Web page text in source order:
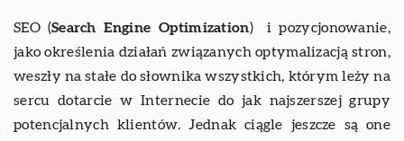
SEO (Search Engine Optimization) i pozycjonowanie,
jako określenia działań związanych optymalizacją stron,
weszły na stałe do słownika wszystkich, którym leży na
sercu dotarcie w Internecie do jak najszerszej grupy
potencjalnych klientów. Jednak ciągle jeszcze są one